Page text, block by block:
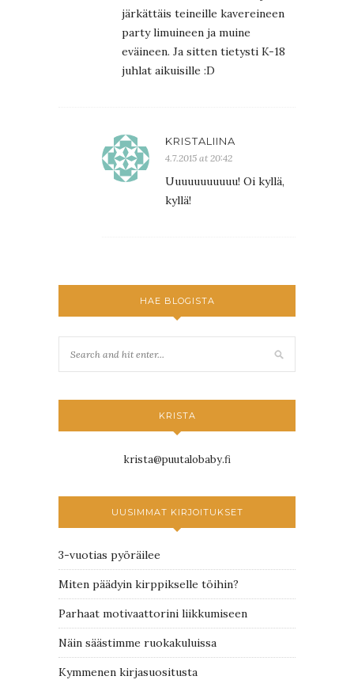
järkättäis teineille kavereineen
party limuineen ja muine
eväineen. Ja sitten tietysti K-18
juhlat aikuisille :D
KRISTALIINA
4.7.2015 at 20:42
Uuuuuuuuuuu! Oi kyllä,
kyllä!
HAE BLOGISTA
KRISTA
krista@puutalobaby.fi
UUSIMMAT KIRJOITUKSET
3-vuotias pyöräilee
Miten päädyin kirppikselle töihin?
Parhaat motivaattorini liikkumiseen
Näin säästimme ruokakuluissa
Kymmenen kirjasuositusta